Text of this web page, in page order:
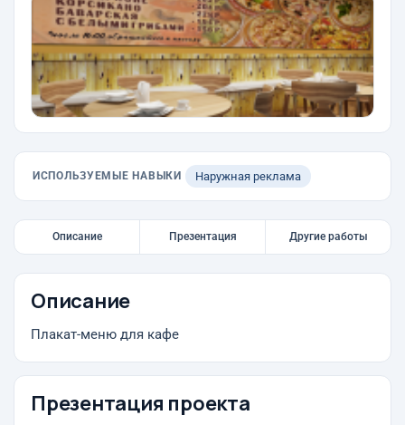
ИСПОЛЬЗУЕМЫЕ НАВЫКИ Наружная реклама
Описание Презентация Другие работы
Описание
Плакат-меню для кафе
Презентация проекта